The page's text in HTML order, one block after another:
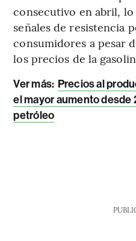
consecutivo en abril,
señales de resistencia
consumidores a pesar
los precios de la
Ver más: Precios al
el mayor aumento desde
petróleo